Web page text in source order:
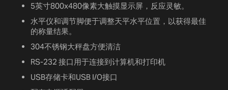
5英寸800x480像素大触摸显示屏，反应灵敏。
水平仪和调节脚便于调整天平水平位置，以获得最佳
的称量结果。
304不锈钢大秤盘方便清洁
RS-232 接口用于连接到计算机和打印机
USB存储卡和USB I/O接口